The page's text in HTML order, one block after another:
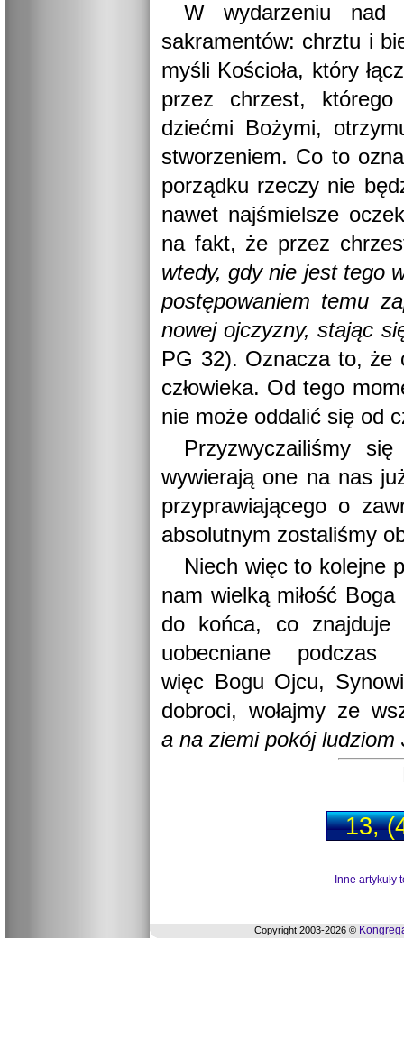
W wydarzeniu nad
sakramentów: chrztu i
myśli Kościoła, który
przez chrzest, którego
dziećmi Bożymi,
stworzeniem. Co to
porządku rzeczy nie
nawet najśmielsze
na fakt, że przez
wtedy, gdy nie jest tego
postępowaniem temu
nowej ojczyzny, stając
PG 32). Oznacza to, że
człowieka. Od tego
nie może oddalić się od
Przyzwyczailiśmy
wywierają one na nas
przyprawiającego o
absolutnym zostaliśmy
Niech więc to kolejne
nam wielką miłość
do końca, co znajduje
uobecniane podczas
więc Bogu Ojcu,
dobroci, wołajmy ze
a na ziemi pokój ludziom
13,
Inne artykuły
Copyright 2003-2026 ©